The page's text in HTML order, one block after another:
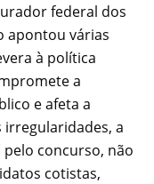
federal dos
apontou várias
à política
a
e afeta a
a
pelo concurso, não
cotistas,